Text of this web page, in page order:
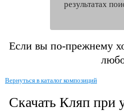
результатах
Если вы по-прежнему
Вернуться в каталог композиций
Скачать Кляп при